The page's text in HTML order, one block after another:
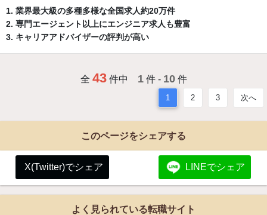
業界最大級の多種多様な全国求人約20万件
専門エージェント以上にエンジニア求人も豊富
キャリアアドバイザーの評判が高い
全 43 件中 1 件 - 10 件
1 2 3 次へ
このページをシェアする
X(Twitter)でシェア LINEでシェア
よく見られている転職サイト